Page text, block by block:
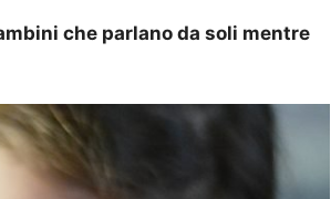
che parlano da soli mentre